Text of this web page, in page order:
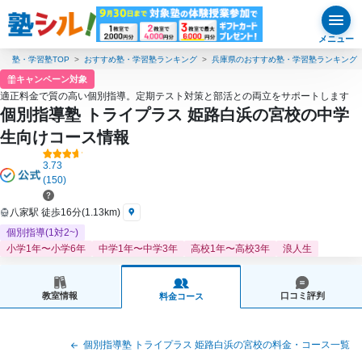
メニュー
塾・学習塾TOP おすすめ塾・学習塾ランキング 兵庫県のおすすめ塾・学習塾ランキング
キャンペーン対象
適正料金で質の高い個別指導。定期テスト対策と部活との両立をサポートします
個別指導塾 トライプラス 姫路白浜の宮校の中学
生向けコース情報
3.73
(150)
八家駅 徒歩16分(1.13km)
個別指導(1対2~)
小学1年〜小学6年
中学1年〜中学3年 高校1年〜高校3年 浪人生
教室情報 料金コース 口コミ評判
個別指導塾 トライプラス 姫路白浜の宮校の料金・コース一覧